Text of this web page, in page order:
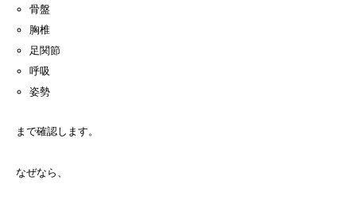
骨盤
胸椎
足関節
呼吸
姿勢
まで確認します。
なぜなら、